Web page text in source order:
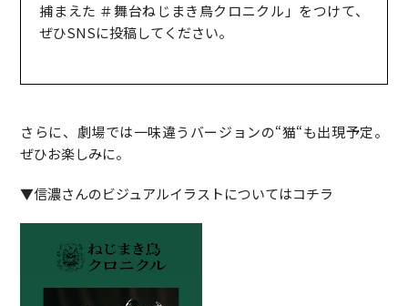
捕まえた ＃舞台ねじまき鳥クロニクル」をつけて、
ぜひSNSに投稿してください。
さらに、劇場では一味違うバージョンの“猫“も出現予定。
ぜひお楽しみに。
▼信濃さんのビジュアルイラストについてはコチラ